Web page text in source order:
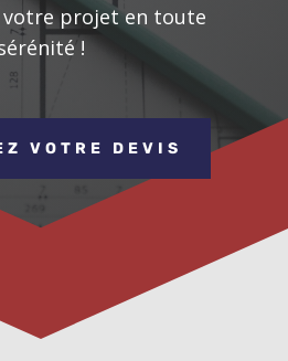
votre projet en toute
!
VOTRE DEVIS